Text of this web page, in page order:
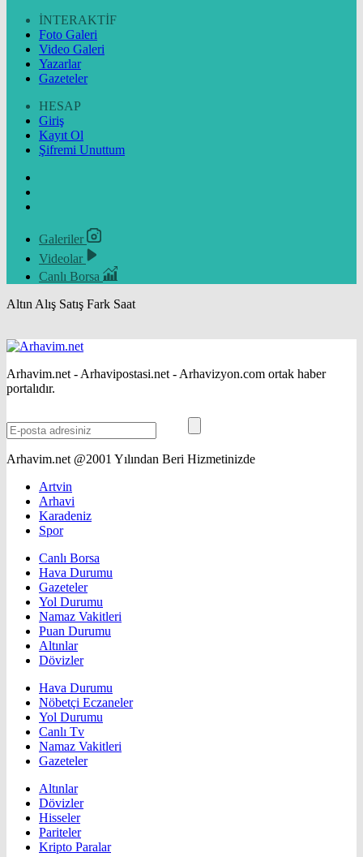
İNTERAKTİF
Foto Galeri
Video Galeri
Yazarlar
Gazeteler
HESAP
Giriş
Kayıt Ol
Şifremi Unuttum
Galeriler
Videolar
Canlı Borsa
Altın Alış Satış Fark Saat
Arhavim.net - Arhavipostasi.net - Arhavizyon.com ortak haber
portalıdır.
Arhavim.net @2001 Yılından Beri Hizmetinizde
Artvin
Arhavi
Karadeniz
Spor
Canlı Borsa
Hava Durumu
Gazeteler
Yol Durumu
Namaz Vakitleri
Puan Durumu
Altınlar
Dövizler
Hava Durumu
Nöbetçi Eczaneler
Yol Durumu
Canlı Tv
Namaz Vakitleri
Gazeteler
Altınlar
Dövizler
Hisseler
Pariteler
Kripto Paralar